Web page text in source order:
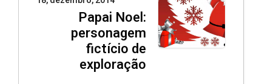
Papai Noel:
personagem
fictício de
exploração